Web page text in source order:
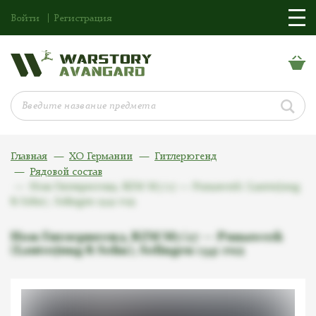
Войти Регистрация
Главная ХО Германии
Гитлерюгенд
Рядовой состав
Нож Гитлерюгенд, RZM M7/27 — Pumawerk
(Lauterjung & Sohn), Solingen 1941 год